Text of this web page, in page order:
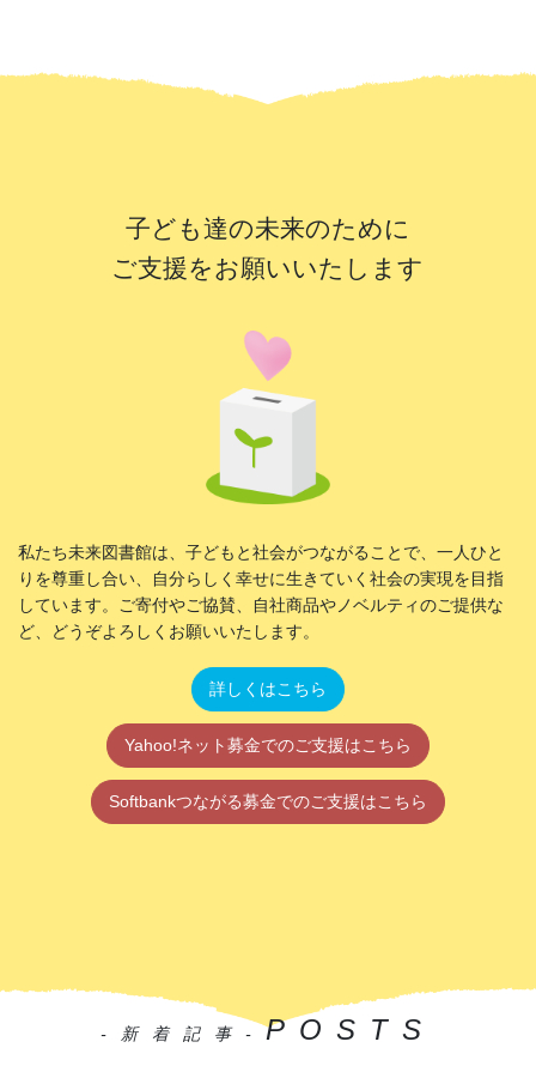
子ども達の未来のために
ご支援をお願いいたします
私たち未来図書館は、子どもと社会がつながることで、一人ひと
りを尊重し合い、自分らしく幸せに生きていく社会の実現を目指
しています。ご寄付やご協賛、自社商品やノベルティのご提供な
ど、どうぞよろしくお願いいたします。
詳しくはこちら
Yahoo!ネット募金でのご支援はこちら
Softbankつながる募金でのご支援はこちら
-新着記事- POSTS